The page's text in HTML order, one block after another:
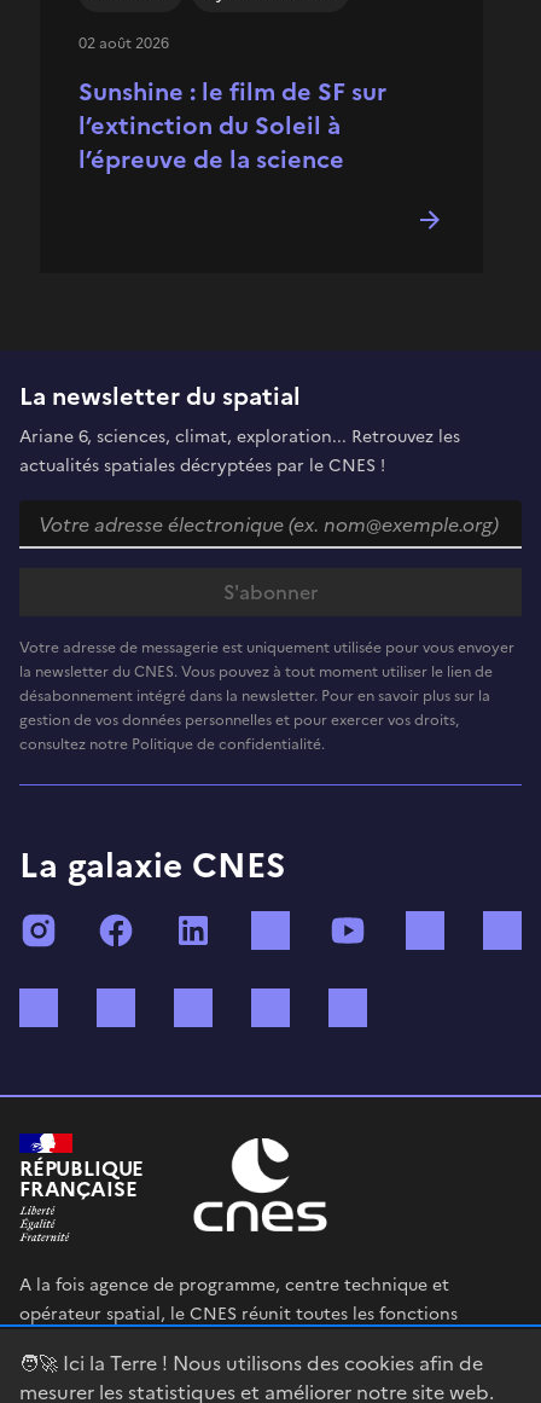
🧑‍🚀 Ici la Terre ! Nous utilisons des cookies afin de
mesurer les statistiques et améliorer notre site web.
Sunshine : le film de SF sur
l’extinction du Soleil à
l’épreuve de la science
02 août 2026
La newsletter du spatial
Ariane 6, sciences, climat, exploration... Retrouvez les
actualités spatiales décryptées par le CNES !
Votre adresse de messagerie est uniquement utilisée pour vous envoyer
la newsletter du CNES. Vous pouvez à tout moment utiliser le lien de
désabonnement intégré dans la newsletter. Pour en savoir plus sur la
gestion de vos données personnelles et pour exercer vos droits,
consultez notre Politique de confidentialité.
La galaxie CNES
InstagramFacebook TikTok
RÉPUBLIQUE
FRANÇAISE
A la fois agence de programme, centre technique et
opérateur spatial, le CNES réunit toutes les fonctions
en œuvre sa stratégie spatiale.